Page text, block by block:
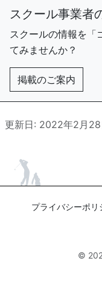
スクール事業者
スクールの情報を「
てみませんか？
掲載のご案内
更新日: 2022年2月28
プライバシーポリ
©